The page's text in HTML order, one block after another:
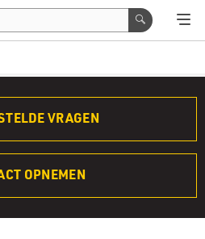
VRAGEN
OPNEMEN